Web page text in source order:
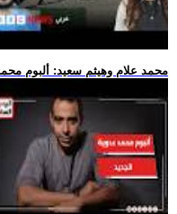
.. محمد علام وهيثم سعيد: ألبوم